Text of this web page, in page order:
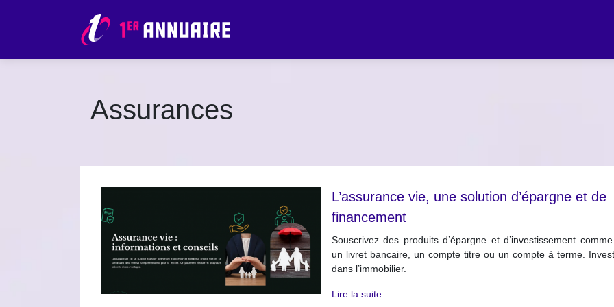
Assurances
L’assurance vie, une solution d’épargne et de
financement
Souscrivez des produits d’épargne et d’investissement
un livret bancaire, un compte titre ou un compte à terme.
dans l’immobilier.
Lire la suite